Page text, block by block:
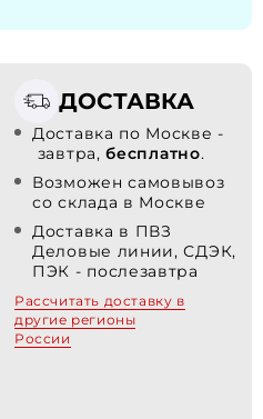
ДОСТАВКА
Доставка по Москве -
завтра,бесплатно.
Возможен самовывоз
со склада в Москве
Доставка в ПВЗ
Деловые линии, СДЭК,
ПЭК - послезавтра
Рассчитать доставку в
другие регионы
России